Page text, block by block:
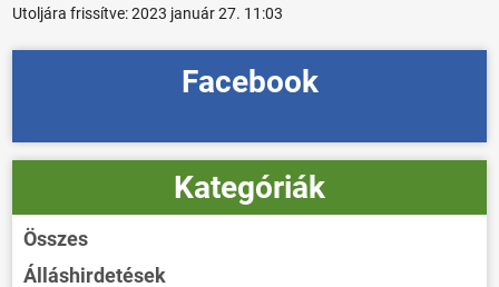
Utoljára frissítve:2023 január 27. 11:03
Facebook
Kategóriák
Összes
Álláshirdetések